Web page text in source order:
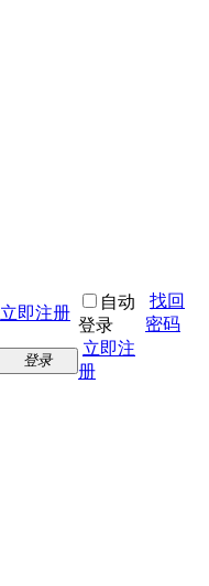
立即注册
自动
登录
找回
密码
登录
立即注
册